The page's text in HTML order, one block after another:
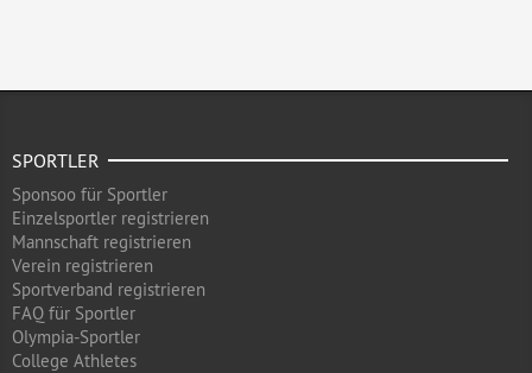
SPORTLER
Sponsoo für Sportler
Einzelsportler registrieren
Mannschaft registrieren
Verein registrieren
Sportverband registrieren
FAQ für Sportler
Olympia-Sportler
College Athletes